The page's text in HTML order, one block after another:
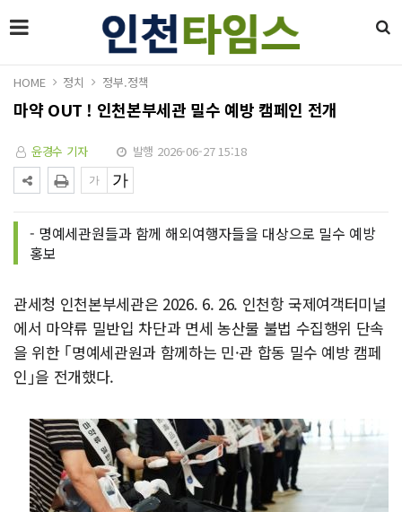
HOME 정치 정부.정책
마약 OUT ! 인천본부세관 밀수 예방 캠페인 전개
윤경수 기자 발행 2026-06-27 15:18
- 명예세관원들과 함께 해외여행자들을 대상으로 밀수 예방
홍보
관세청 인천본부세관은 2026. 6. 26. 인천항 국제여객터미널
에서 마약류 밀반입 차단과 면세 농산물 불법 수집행위 단속
을 위한 ｢명예세관원과 함께하는 민·관 합동 밀수 예방 캠페
인｣을 전개했다.